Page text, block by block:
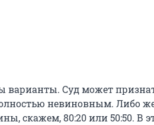
варианты. Суд может
невиновным. Либо
скажем, 80:20 или 50:50. В